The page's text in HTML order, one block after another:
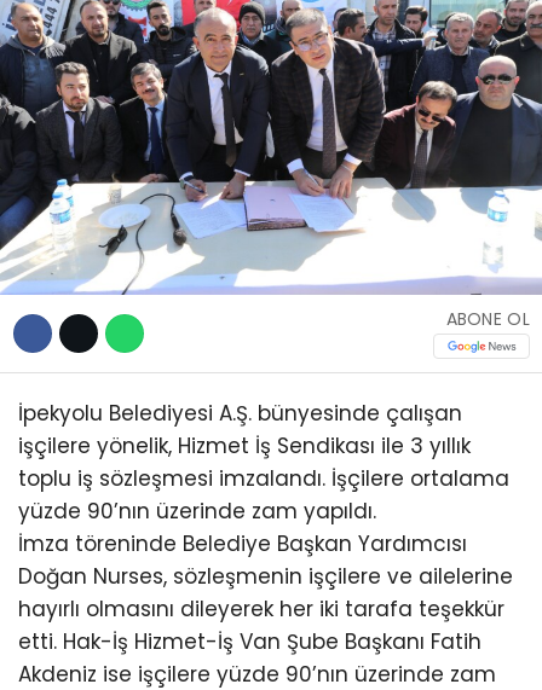
WhatsApp İhbar
Hattı
Instagram
Youtube
TEKNOLOJİ
ABONE OL
İpekyolu Belediyesi A.Ş. bünyesinde çalışan
işçilere yönelik, Hizmet İş Sendikası ile 3 yıllık
toplu iş sözleşmesi imzalandı. İşçilere ortalama
yüzde 90’nın üzerinde zam yapıldı.
İmza töreninde Belediye Başkan Yardımcısı
Doğan Nurses, sözleşmenin işçilere ve ailelerine
hayırlı olmasını dileyerek her iki tarafa teşekkür
etti. Hak-İş Hizmet-İş Van Şube Başkanı Fatih
Akdeniz ise işçilere yüzde 90’nın üzerinde zam